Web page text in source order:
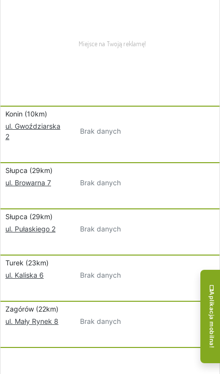
Konin (10km)
ul. Gwoździarska
2
Brak danych
Słupca (29km)
ul. Browarna 7
Brak danych
Słupca (29km)
ul. Pułaskiego 2
Brak danych
Turek (23km)
ul. Kaliska 6
Brak danych
Zagórów (22km)
ul. Mały Rynek 8
Brak danych Aplikacja mobilna!